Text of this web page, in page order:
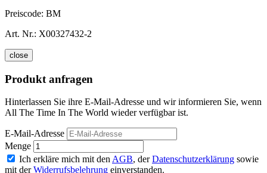
Preiscode: BM
Art. Nr.: X00327432-2
close
Produkt anfragen
Hinterlassen Sie ihre E-Mail-Adresse und wir informieren Sie, wenn
All The Time In The World wieder verfügbar ist.
E-Mail-Adresse
Menge
Ich erkläre mich mit den AGB, derDatenschutzerklärung sowie
mit derWiderrufsbelehrung einverstanden.